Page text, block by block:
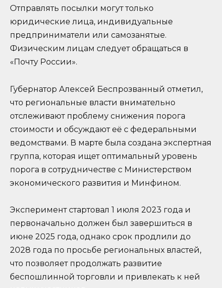
Отправлять посылки могут только
юридические лица, индивидуальные
предприниматели или самозанятые.
Физическим лицам следует обращаться в
«Почту России».
Губернатор Алексей Беспрозванный отметил,
что региональные власти внимательно
отслеживают проблему снижения порога
стоимости и обсуждают её с федеральными
ведомствами. В марте была создана экспертная
группа, которая ищет оптимальный уровень
порога в сотрудничестве с Министерством
экономического развития и Минфином.
Эксперимент стартовал 1 июля 2023 года и
первоначально должен был завершиться в
июне 2025 года, однако срок продлили до
2028 года по просьбе региональных властей,
что позволяет продолжать развитие
беспошлинной торговли и привлекать к ней